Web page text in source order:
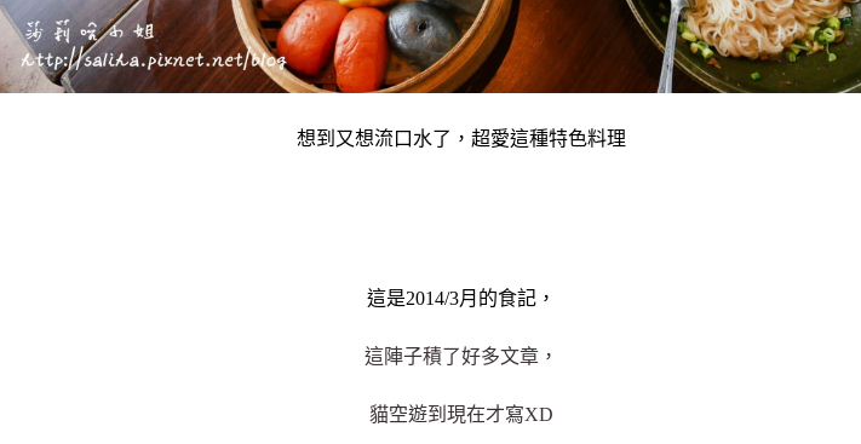
想到又想流口水了，超愛這種特色料理
這是2014/3月的食記，
這陣子積了好多文章，
貓空遊到現在才寫XD